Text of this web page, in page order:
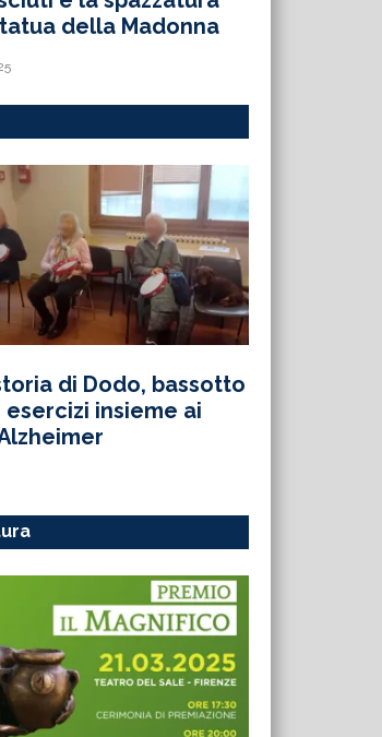
della Madonna
di Dodo, bassotto
insieme ai